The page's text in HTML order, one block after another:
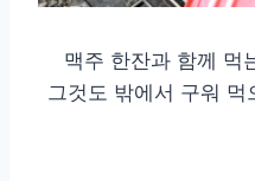
맥주 한잔과 함께 먹
그것도 밖에서 구워